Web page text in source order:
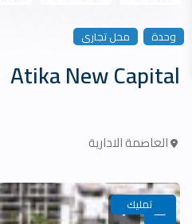
وحدة محل تجارى
Atika New Capital
العاصمة الادارية
تمليك